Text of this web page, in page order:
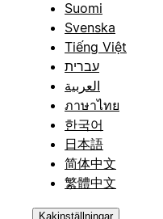
Suomi
Svenska
Tiếng Việt
עברית
العربية
ภาษาไทย
한국어
日本語
简体中文
繁體中文
Kakinställningar